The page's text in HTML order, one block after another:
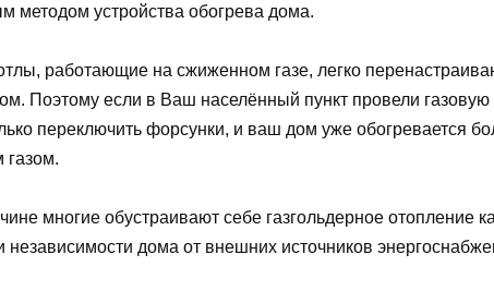
методом устройства обогрева дома.
работающие на сжиженном газе, легко
Поэтому если в Ваш населённый пункт провели газовую
переключить форсунки, и ваш дом уже обогревается
газом.
многие обустраивают себе газгольдерное отопление
независимости дома от внешних источников